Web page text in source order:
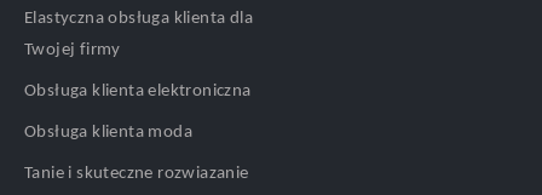
Elastyczna obsługa klienta dla
Twojej firmy
Obsługa klienta elektroniczna
Obsługa klienta moda
Tanie i skuteczne rozwiazanie